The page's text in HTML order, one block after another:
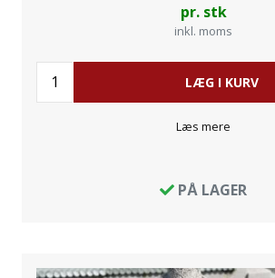
pr. stk
inkl. moms
Læs mere
LÆG I KURV
PÅ LAGER